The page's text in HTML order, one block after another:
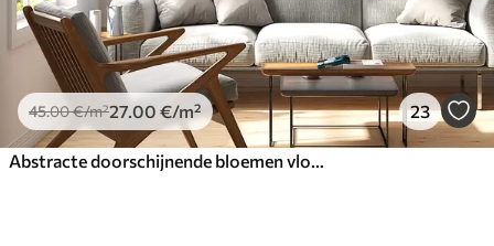
45.00€/m²27 .00 €/m² 23